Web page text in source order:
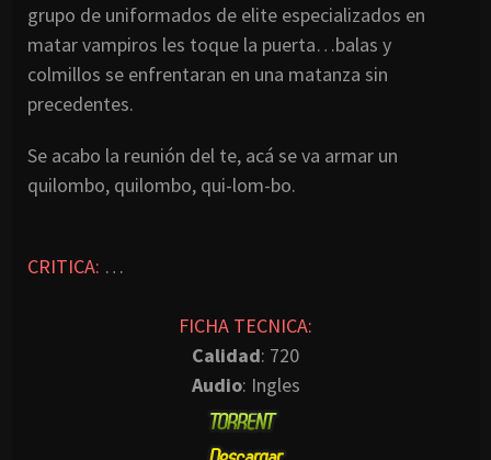
grupo de uniformados de elite especializados en
matar vampiros les toque la puerta…balas y
colmillos se enfrentaran en una matanza sin
precedentes.
Se acabo la reunión del te, acá se va armar un
quilombo, quilombo, qui-lom-bo.
CRITICA: …
FICHA TECNICA:
Calidad: 720
Audio: Ingles